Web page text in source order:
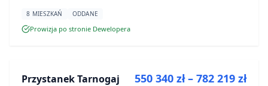
8 MIESZKAŃ ODDANE
Prowizja po stronie Dewelopera
INWESTYCJA
Przystanek Tarnogaj 550 340 zł – 782 219 zł